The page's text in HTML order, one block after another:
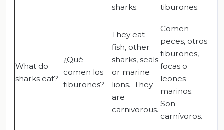
sharks.
tiburones.
What do
sharks eat?
¿Qué
comen los
tiburones?
They eat
fish, other
sharks, seals
or marine
lions. They
are
carnivorous.
Comen
peces, otros
tiburones,
focas o
leones
marinos.
Son
carnívoros.